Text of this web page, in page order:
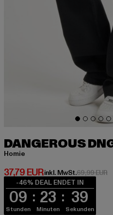
DANGEROUS
Homie
37,79 EUR
Derzeitiger Preis: 37,79 EUR
inkl. MwSt.69,99 EUR
-46% DEAL ENDET IN
09
Stunden
23
Minuten
39
Sekunden